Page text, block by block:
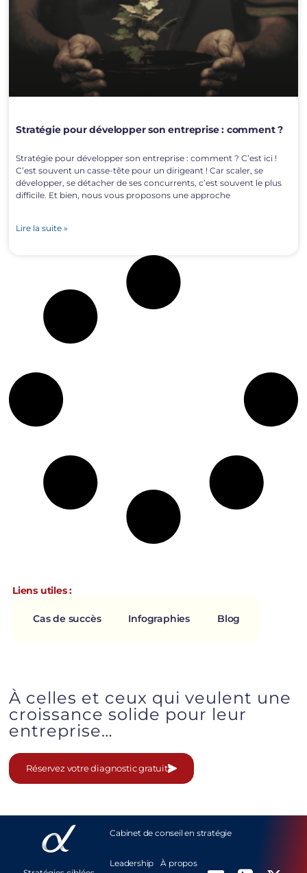
Stratégie pour développer son entreprise : comment ?
Stratégie pour développer son entreprise : comment ? C’est ici !
C’est souvent un casse-tête pour un dirigeant ! Car scaler, se
développer, se détacher de ses concurrents, c’est souvent le plus
difficile. Et bien, nous vous proposons une approche
Lire la suite »
Liens utiles :
Cas de succès Infographies Blog
À celles et ceux qui veulent une
croissance solide pour leur
entreprise…
Réservez votre diagnostic gratuit
Cabinet de conseil en stratégie
Leadership À propos